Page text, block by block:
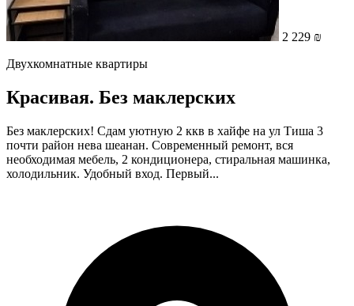
2 229 ₪
Двухкомнатные квартиры
Красивая. Без маклерских
Без маклерских! Сдам уютную 2 ккв в хайфе на ул Тиша 3
почти район нева шеанан. Современный ремонт, вся
необходимая мебель, 2 кондиционера, стиральная машинка,
холодильник. Удобный вход. Первый...